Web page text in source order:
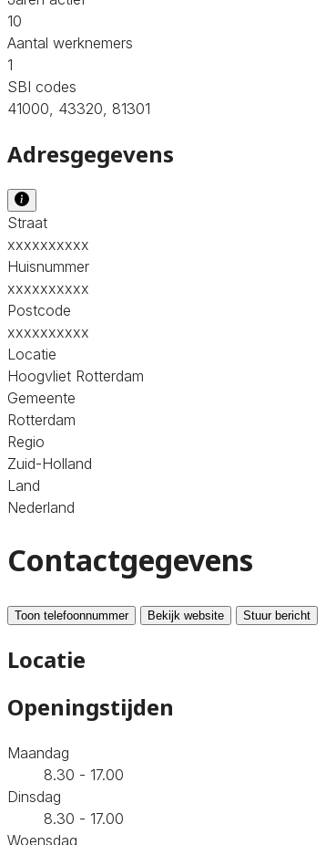
10
Aantal werknemers
1
SBI codes
41000, 43320, 81301
Adresgegevens
Straat
xxxxxxxxxx
Huisnummer
xxxxxxxxxx
Postcode
xxxxxxxxxx
Locatie
Hoogvliet Rotterdam
Gemeente
Rotterdam
Regio
Zuid-Holland
Land
Nederland
Contactgegevens
Toon telefoonnummer Bekijk website Stuur bericht
Locatie
Openingstijden
Maandag
8.30 - 17.00
Dinsdag
8.30 - 17.00
Woensdag